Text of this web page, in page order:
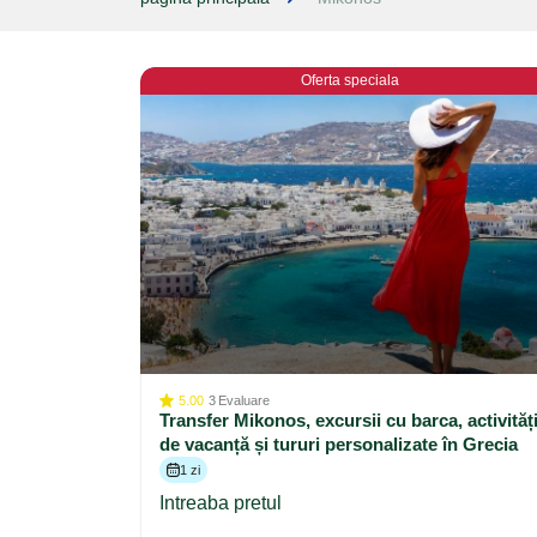
Oferta speciala
5.00 3 Evaluare
Transfer Mikonos, excursii cu barca, activități
de vacanță și tururi personalizate în Grecia
1 zi
Intreaba pretul